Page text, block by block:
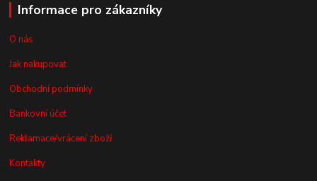
Informace pro zákazníky
O nás
Jak nakupovat
Obchodní podmínky
Bankovní účet
Reklamace/vrácení zboží
Kontakty